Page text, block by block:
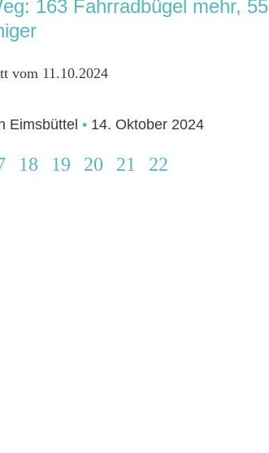
163 Fahrradbügel mehr, 55
vom 11.10.2024
Eimsbüttel 14. Oktober 2024
18 19 20 21 22